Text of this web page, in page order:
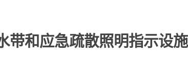
和应急疏散照明指示设